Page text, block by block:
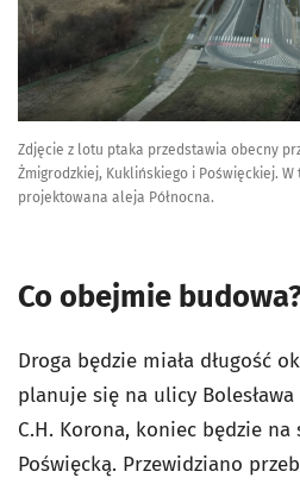
Zdjęcie z lotu ptaka przedstawia obecny
Żmigrodzkiej, Kuklińskiego i Poświęckiej. W
projektowana aleja Północna.
Co obejmie
Droga będzie miała długość
planuje się na ulicy
C.H. Korona, koniec będzie na
Poświęcką. Przewidziano